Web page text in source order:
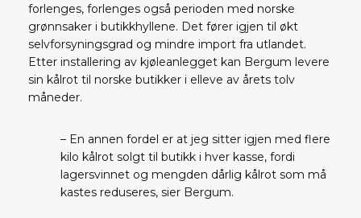
forlenges, forlenges også perioden med norske
grønnsaker i butikkhyllene. Det fører igjen til økt
selvforsyningsgrad og mindre import fra utlandet.
Etter installering av kjøleanlegget kan Bergum levere
sin kålrot til norske butikker i elleve av årets tolv
måneder.
– En annen fordel er at jeg sitter igjen med flere
kilo kålrot solgt til butikk i hver kasse, fordi
lagersvinnet og mengden dårlig kålrot som må
kastes reduseres, sier Bergum.